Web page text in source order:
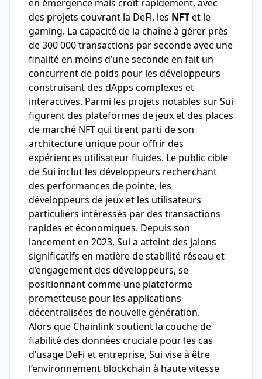
en émergence mais croît rapidement, avec
des projets couvrant la DeFi, les NFTet le
gaming. La capacité de la chaîne à gérer près
de 300 000 transactions par seconde avec une
finalité en moins d’une seconde en fait un
concurrent de poids pour les développeurs
construisant des dApps complexes et
interactives. Parmi les projets notables sur Sui
figurent des plateformes de jeux et des places
de marché NFT qui tirent parti de son
architecture unique pour offrir des
expériences utilisateur fluides. Le public cible
de Sui inclut les développeurs recherchant
des performances de pointe, les
développeurs de jeux et les utilisateurs
particuliers intéressés par des transactions
rapides et économiques. Depuis son
lancement en 2023, Sui a atteint des jalons
significatifs en matière de stabilité réseau et
d’engagement des développeurs, se
positionnant comme une plateforme
prometteuse pour les applications
décentralisées de nouvelle génération.
Alors que Chainlink soutient la couche de
fiabilité des données cruciale pour les cas
d’usage DeFi et entreprise, Sui vise à être
l’environnement blockchain à haute vitesse